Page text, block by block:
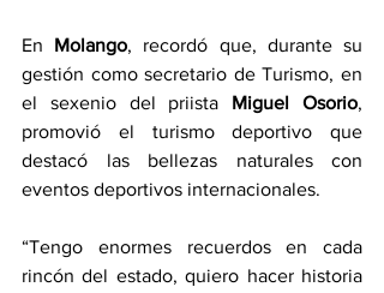
En Molango, recordó que, durante su
gestión como secretario de Turismo, en
el sexenio del priista
Miguel Osorio,
promovió el turismo deportivo que
destacó las bellezas naturales con
eventos deportivos internacionales.
“Tengo enormes recuerdos en cada
rincón del estado, quiero hacer historia